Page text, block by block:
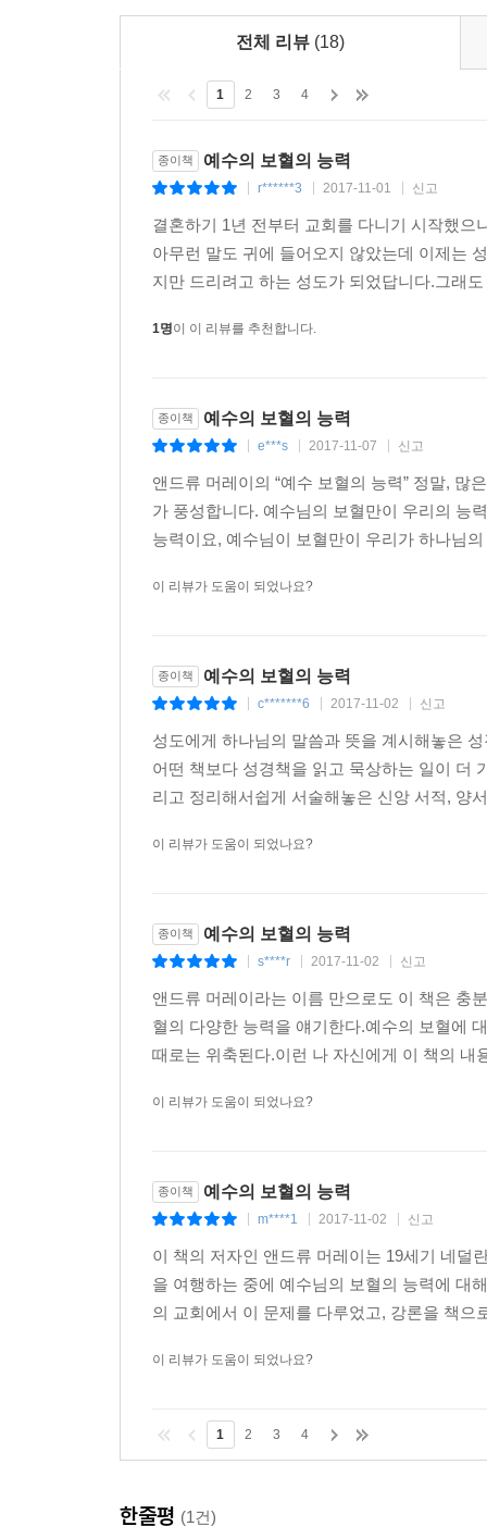
전체 리뷰 (18)
1 2 3 4
종이책 예수의 보혈의 능력
r******3 2017-11-01 신고
결혼하기 1년 전부터 교회를 다니기 시작했
아무런 말도 귀에 들어오지 않았는데 이제는
지만 드리려고 하는 성도가 되었답니다.그래
1명이 이 리뷰를 추천합니다.
종이책 예수의 보혈의 능력
e***s 2017-11-07 신고
앤드류 머레이의 “예수 보혈의 능력” 정말,
가 풍성합니다. 예수님의 보혈만이 우리의 능
능력이요, 예수님이 보혈만이 우리가 하나님
이 리뷰가 도움이 되었나요?
종이책 예수의 보혈의 능력
c*******6 2017-11-02 신고
성도에게 하나님의 말씀과 뜻을 계시해놓은
어떤 책보다 성경책을 읽고 묵상하는 일이 더
리고 정리해서쉽게 서술해놓은 신앙 서적, 양
이 리뷰가 도움이 되었나요?
종이책 예수의 보혈의 능력
s****r 2017-11-02 신고
앤드류 머레이라는 이름 만으로도 이 책은 충
혈의 다양한 능력을 얘기한다.예수의 보혈에
때로는 위축된다.이런 나 자신에게 이 책의
이 리뷰가 도움이 되었나요?
종이책 예수의 보혈의 능력
m****1 2017-11-02 신고
이 책의 저자인 앤드류 머레이는 19세기 네덜
을 여행하는 중에 예수님의 보혈의 능력에 대
의 교회에서 이 문제를 다루었고, 강론을 책
이 리뷰가 도움이 되었나요?
1 2 3 4
한줄평 (1건)